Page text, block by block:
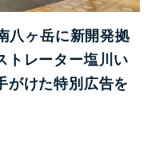
八ヶ岳に新開発拠
トレーター塩川い
がけた特別広告を